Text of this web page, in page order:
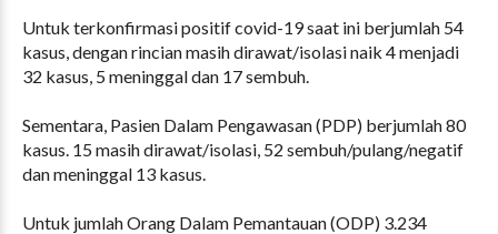
Untuk terkonfirmasi positif covid-19 saat ini berjumlah 54
kasus, dengan rincian masih dirawat/isolasi naik 4 menjadi
32 kasus, 5 meninggal dan 17 sembuh.
Sementara, Pasien Dalam Pengawasan (PDP) berjumlah 80
kasus. 15 masih dirawat/isolasi, 52 sembuh/pulang/negatif
dan meninggal 13 kasus.
Untuk jumlah Orang Dalam Pemantauan (ODP) 3.234